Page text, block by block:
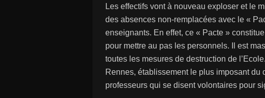
Les effectifs vont à nouveau exploser et le
des absences non-remplacées avec le «
enseignants. En effet, ce « Pacte »
pour mettre au pas les personnels. Il est
toutes les mesures de destruction de
Rennes, établissement le plus imposant du
professeurs qui se disent volontaires pour